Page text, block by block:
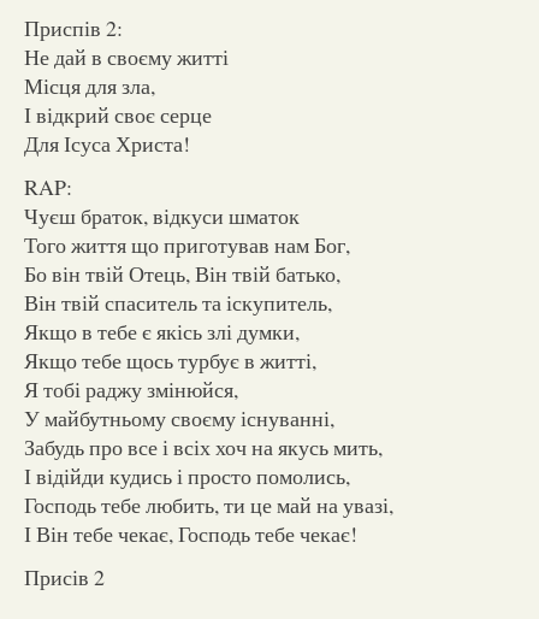
Приспів 2:
Не дай в своєму житті
Місця для зла,
І відкрий своє серце
Для Ісуса Христа!
RAP:
Чуєш браток, відкуси шматок
Того життя що приготував нам Бог,
Бо він твій Отець, Він твій батько,
Він твій спаситель та іскупитель,
Якщо в тебе є якісь злі думки,
Якщо тебе щось турбує в житті,
Я тобі раджу змінюйся,
У майбутньому своєму існуванні,
Забудь про все і всіх хоч на якусь мить,
І відійди кудись і просто помолись,
Господь тебе любить, ти це май на увазі,
І Він тебе чекає, Господь тебе чекає!
Присів 2